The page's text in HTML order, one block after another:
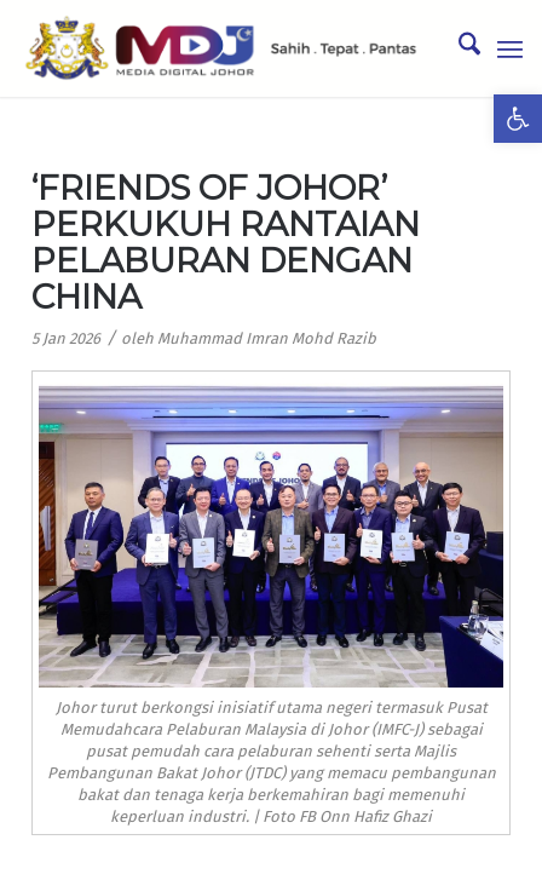
‘FRIENDS OF JOHOR’
PERKUKUH RANTAIAN
PELABURAN DENGAN
CHINA
5 Jan 2026 / oleh Muhammad Imran Mohd Razib
Johor turut berkongsi inisiatif utama negeri termasuk Pusat
Memudahcara Pelaburan Malaysia di Johor (IMFC-J) sebagai
pusat pemudah cara pelaburan sehenti serta Majlis
Pembangunan Bakat Johor (JTDC) yang memacu pembangunan
bakat dan tenaga kerja berkemahiran bagi memenuhi
keperluan industri. | Foto FB Onn Hafiz Ghazi